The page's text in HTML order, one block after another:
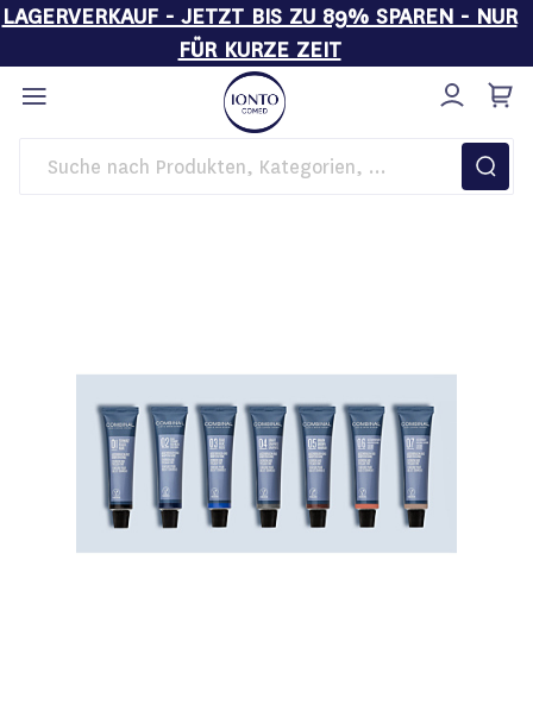
LAGERVERKAUF - JETZT BIS ZU 89% SPAREN - NUR
FÜR KURZE ZEIT
Direkt
zum
Inhalt
Startseite COMBINAL Wimpernfarbe